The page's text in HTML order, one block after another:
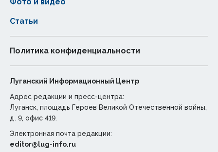
Статьи
Политика конфиденциальности
Луганский Информационный Центр
Адрес редакции и пресс-центра:
Луганск, площадь Героев Великой Отечественной войны,
д. 9, офис 419.
Электронная почта редакции:
editor@lug-info.ru